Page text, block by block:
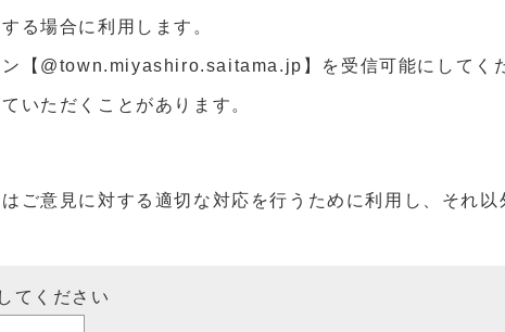
る場合に利用します。
【@town.miyashiro.saitama.jp】を受信可能にしてく
いただくことがあります。
ご意見に対する適切な対応を行うために利用し、それ
てください